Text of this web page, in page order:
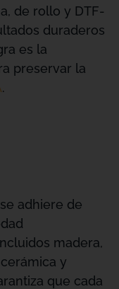
de rollo y DTF-
duraderos
es la
preservar la
.
se adhiere de
madera,
y
que cada